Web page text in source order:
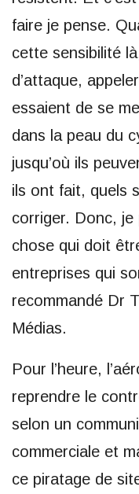
faire je pense.
cette sensibilité
d’attaque,
essaient de se
dans la peau du
jusqu’où ils
ils ont fait, quels
corriger. Donc, je
chose qui doit
entreprises qui
recommandé Dr
Médias.
Pour l’heure,
reprendre le
selon un
commerciale et
ce piratage de